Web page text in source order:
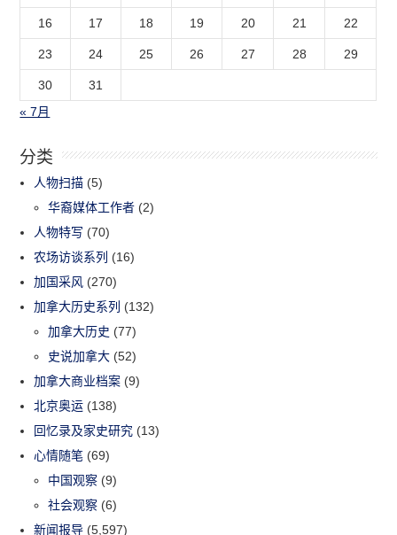
16 17 18 19 20 21 22
23 24 25 26 27 28 29
30
31
« 7月
分类
人物扫描 (5)
华裔媒体工作者 (2)
人物特写 (70)
农场访谈系列 (16)
加国采风 (270)
加拿大历史系列 (132)
加拿大历史 (77)
史说加拿大 (52)
加拿大商业档案 (9)
北京奥运 (138)
回忆录及家史研究 (13)
心情随笔 (69)
中国观察 (9)
社会观察 (6)
新闻报导 (5,597)